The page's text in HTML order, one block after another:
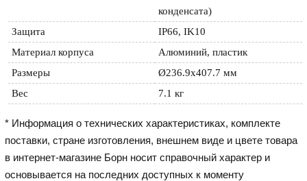
конденсата)
Защита
IP66, IK10
Материал корпуса
Алюминий, пластик
Размеры
Ø236.9x407.7 мм
Вес
7.1 кг
* Информация о технических характеристиках, комплекте
поставки, стране изготовления, внешнем виде и цвете товара
в интернет-магазине Борн носит справочный характер и
основывается на последних доступных к моменту